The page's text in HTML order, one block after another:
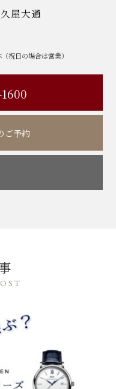
屋大通
祝日の場合は営業）
ご予約